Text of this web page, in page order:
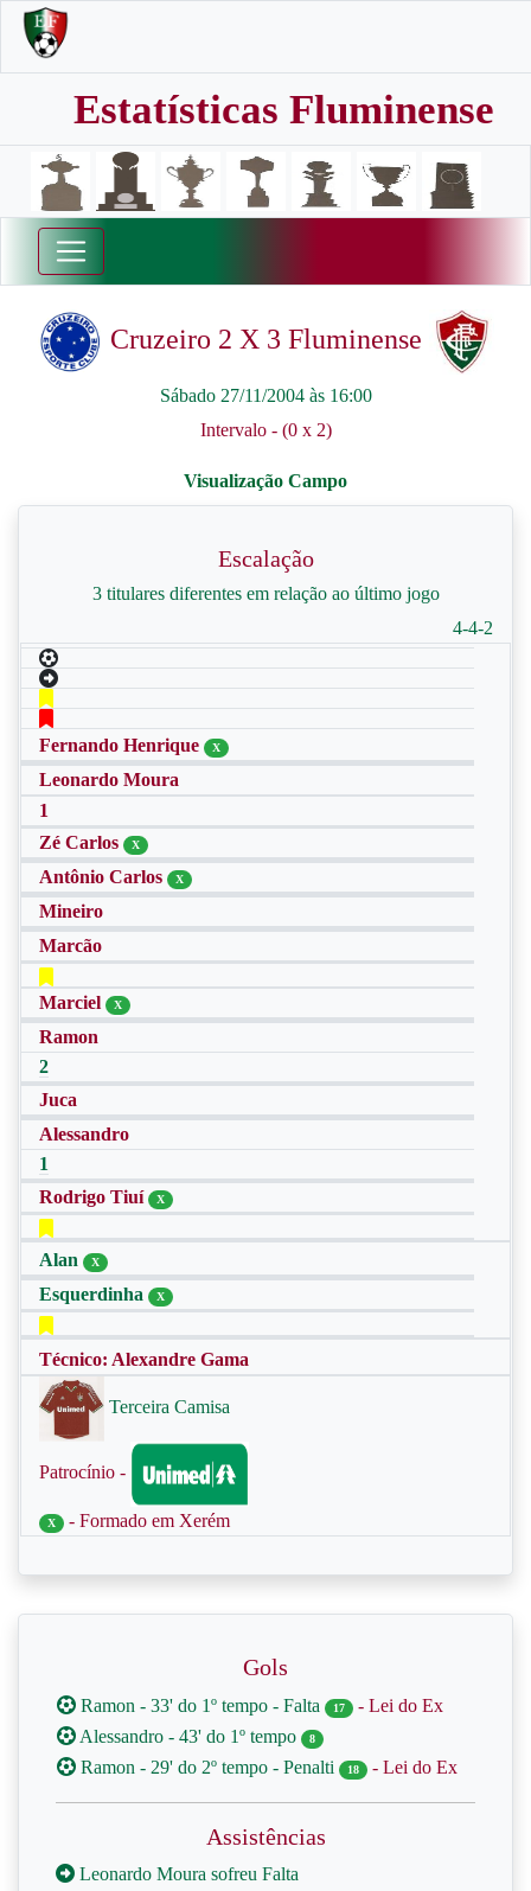
Estatísticas Fluminense
Cruzeiro 2 X 3 Fluminense
Sábado 27/11/2004 às 16:00
Intervalo - (0 x 2)
Escalação
3 titulares diferentes em relação ao último jogo
4-4-2
Fernando Henrique X
Leonardo Moura
1
Zé Carlos
X
Antônio Carlos X
Mineiro
Marcão
Marciel X
Ramon
2
Juca
Alessandro
1
Rodrigo Tiuí
X
Alan X
Esquerdinha X
Técnico: Alexandre Gama
Terceira Camisa
Patrocínio -
X - Formado em Xerém
Gols
Ramon - 33' do 1º tempo - Falta 17
- Lei do Ex
Alessandro - 43' do 1º tempo
8
Ramon - 29' do 2º tempo - Penalti 18 - Lei do Ex
Assistências
Leonardo Moura sofreu Falta